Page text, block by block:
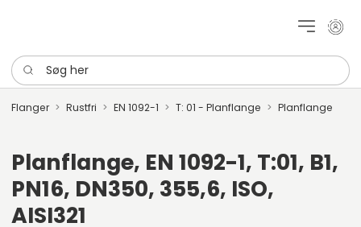
Mit
Søg her
Flanger Rustfri EN 1092-1 T: 01 - Planflange Planflange
Planflange, EN 1092-1, T:01, B1,
PN16, DN350, 355,6, ISO,
AISI321